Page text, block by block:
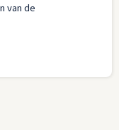
van de